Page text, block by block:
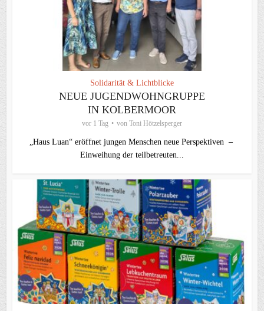
Solidarität & Lichtblicke
NEUE JUGENDWOHNGRUPPE
IN KOLBERMOOR
vor 1 Tag von Toni Hötzelsperger
„Haus Luan“ eröffnet jungen Menschen neue Perspektiven –
Einweihung der teilbetreuten...